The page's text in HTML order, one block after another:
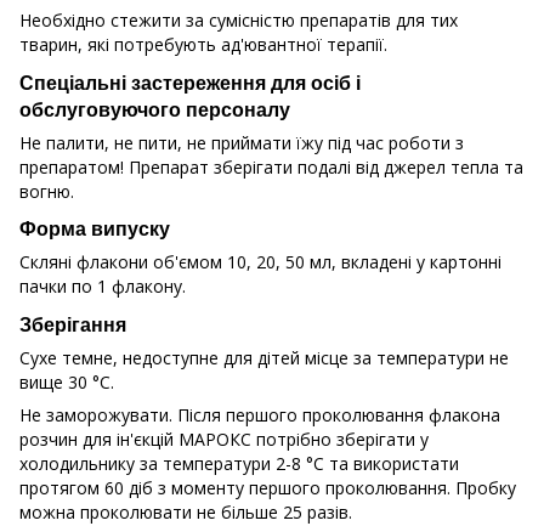
Необхідно стежити за сумісністю препаратів для тих
тварин, які потребують ад'ювантної терапії.
Спеціальні застереження для осіб і
обслуговуючого персоналу
Не палити, не пити, не приймати їжу під час роботи з
препаратом! Препарат зберігати подалі від джерел тепла та
вогню.
Форма випуску
Скляні флакони об'ємом 10, 20, 50 мл, вкладені у картонні
пачки по 1 флакону.
Зберігання
Сухе темне, недоступне для дітей місце за температури не
вище 30 °C.
Не заморожувати. Після першого проколювання флакона
розчин для ін'єкцій МАРОКС потрібно зберігати у
холодильнику за температури 2-8 °C та використати
протягом 60 діб з моменту першого проколювання. Пробку
можна проколювати не більше 25 разів.